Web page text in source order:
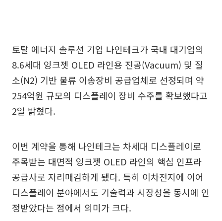
토탈 에너지 솔루션 기업 나인테크가 국내 대기업의
8.6세대 잉크젯 OLED 라인용 진공(Vacuum) 및 질
소(N2) 기반 물류 이송장비 공급업체로 선정되며 약
254억원 규모의 디스플레이 장비 수주를 확보했다고
2일 밝혔다.
이번 계약을 통해 나인테크는 차세대 디스플레이로
주목받는 대면적 잉크젯 OLED 라인의 핵심 인프라
공급사로 자리매김하게 됐다. 특히 이차전지에 이어
디스플레이 분야에서도 기술력과 시장성을 동시에 인
정받았다는 점에서 의미가 크다.